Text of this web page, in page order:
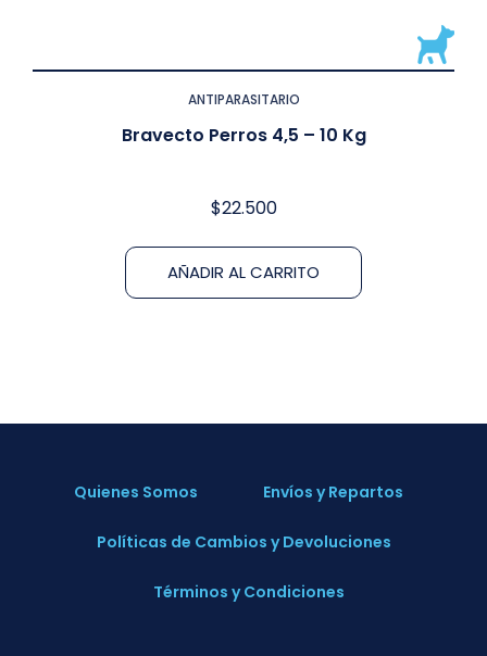
ANTIPARASITARIO
Bravecto Perros 4,5 – 10 Kg
$22.500
AÑADIR AL CARRITO
Quienes Somos Envíos y Repartos
Políticas de Cambios y Devoluciones
Términos y Condiciones